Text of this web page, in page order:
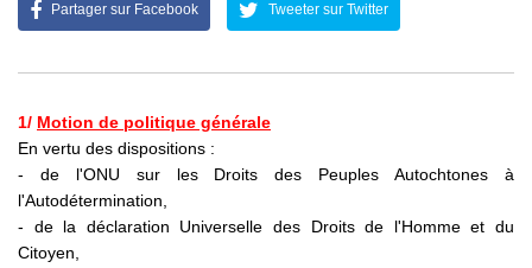
Partager sur Facebook Tweeter sur Twitter
1/ Motion de politique générale
En vertu des dispositions :
- de l'ONU sur les Droits des Peuples Autochtones à
l'Autodétermination,
- de la déclaration Universelle des Droits de l'Homme et du
Citoyen,